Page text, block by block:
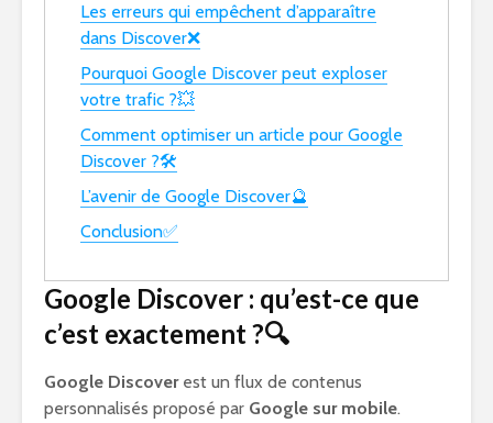
Les erreurs qui empêchent d’apparaître
dans Discover❌
Pourquoi Google Discover peut exploser
votre trafic ?💥
Comment optimiser un article pour Google
Discover ?🛠️
L’avenir de Google Discover🔮
Conclusion✅
Google Discover : qu’est-ce que
c’est exactement ?🔍
Google Discoverest un flux de contenus
personnalisés proposé par Google sur mobile.